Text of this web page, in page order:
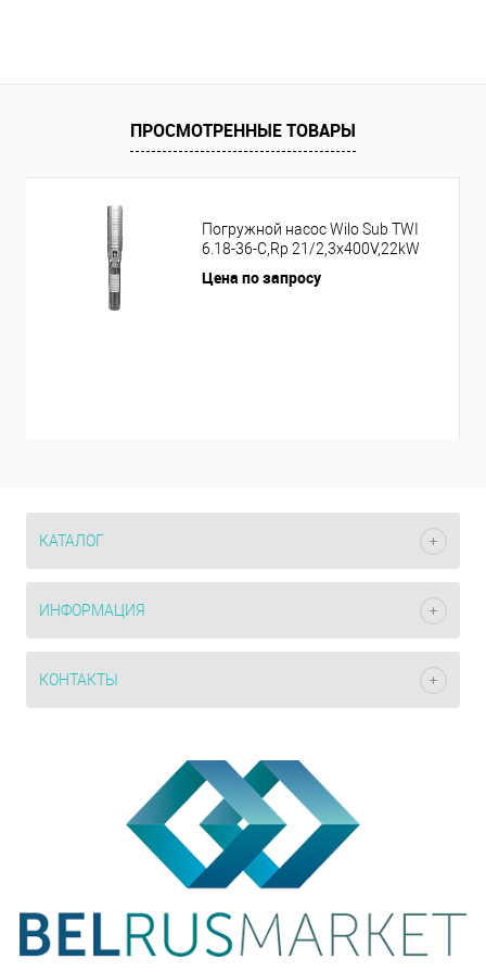
ПРОСМОТРЕННЫЕ ТОВАРЫ
Погружной насос Wilo Sub TWI
6.18-36-C,Rp 21/2,3x400V,22kW
Цена по запросу
КАТАЛОГ
ИНФОРМАЦИЯ
КОНТАКТЫ